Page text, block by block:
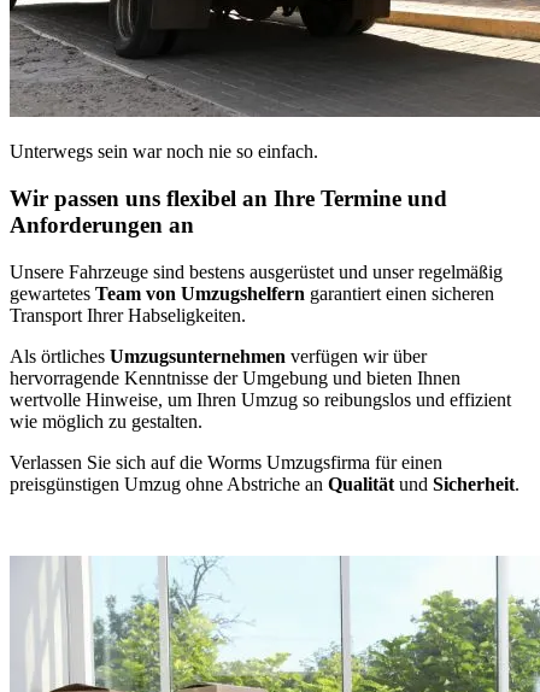
Unterwegs sein war noch nie so einfach.
Wir passen uns flexibel an Ihre Termine und
Anforderungen an
Unsere Fahrzeuge sind bestens ausgerüstet und unser regelmäßig
gewartetes Team von Umzugshelfern garantiert einen sicheren
Transport Ihrer Habseligkeiten.
Als örtliches Umzugsunternehmen verfügen wir über
hervorragende Kenntnisse der Umgebung und bieten Ihnen
wertvolle Hinweise, um Ihren Umzug so reibungslos und effizient
wie möglich zu gestalten.
Verlassen Sie sich auf die Worms Umzugsfirma für einen
preisgünstigen Umzug ohne Abstriche an Qualität und Sicherheit.